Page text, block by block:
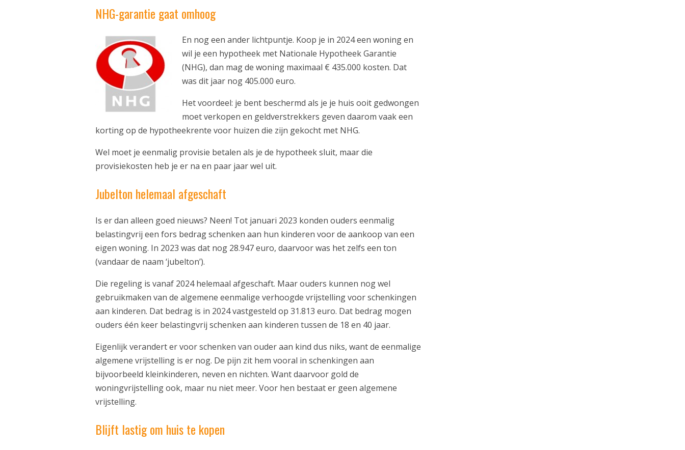
NHG-garantie gaat omhoog
En nog een ander lichtpuntje. Koop je in 2024 een woning en
wil je een hypotheek met Nationale Hypotheek Garantie
(NHG), dan mag de woning maximaal € 435.000 kosten. Dat
was dit jaar nog 405.000 euro.
Het voordeel: je bent beschermd als je je huis ooit gedwongen
moet verkopen en geldverstrekkers geven daarom vaak een
korting op de hypotheekrente voor huizen die zijn gekocht met NHG.
Wel moet je eenmalig provisie betalen als je de hypotheek sluit, maar die
provisiekosten heb je er na en paar jaar wel uit.
Jubelton helemaal afgeschaft
Is er dan alleen goed nieuws? Neen! Tot januari 2023 konden ouders eenmalig
belastingvrij een fors bedrag schenken aan hun kinderen voor de aankoop van een
eigen woning. In 2023 was dat nog 28.947 euro, daarvoor was het zelfs een ton
(vandaar de naam ‘jubelton’).
Die regeling is vanaf 2024 helemaal afgeschaft. Maar ouders kunnen nog wel
gebruikmaken van de algemene eenmalige verhoogde vrijstelling voor schenkingen
aan kinderen. Dat bedrag is in 2024 vastgesteld op 31.813 euro. Dat bedrag mogen
ouders één keer belastingvrij schenken aan kinderen tussen de 18 en 40 jaar.
Eigenlijk verandert er voor schenken van ouder aan kind dus niks, want de eenmalige
algemene vrijstelling is er nog. De pijn zit hem vooral in schenkingen aan
bijvoorbeeld kleinkinderen, neven en nichten. Want daarvoor gold de
woningvrijstelling ook, maar nu niet meer. Voor hen bestaat er geen algemene
vrijstelling.
Blijft lastig om huis te kopen